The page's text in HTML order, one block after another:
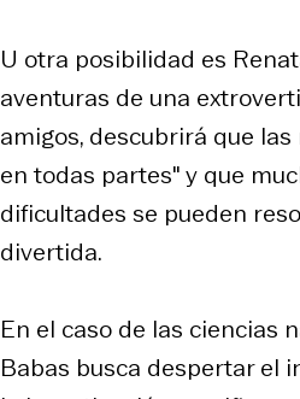
U otra posibilidad es
aventuras de una
amigos, descubrirá que
en todas partes" y que
dificultades se pueden
divertida.
En el caso de las ciencias
Babas busca despertar el